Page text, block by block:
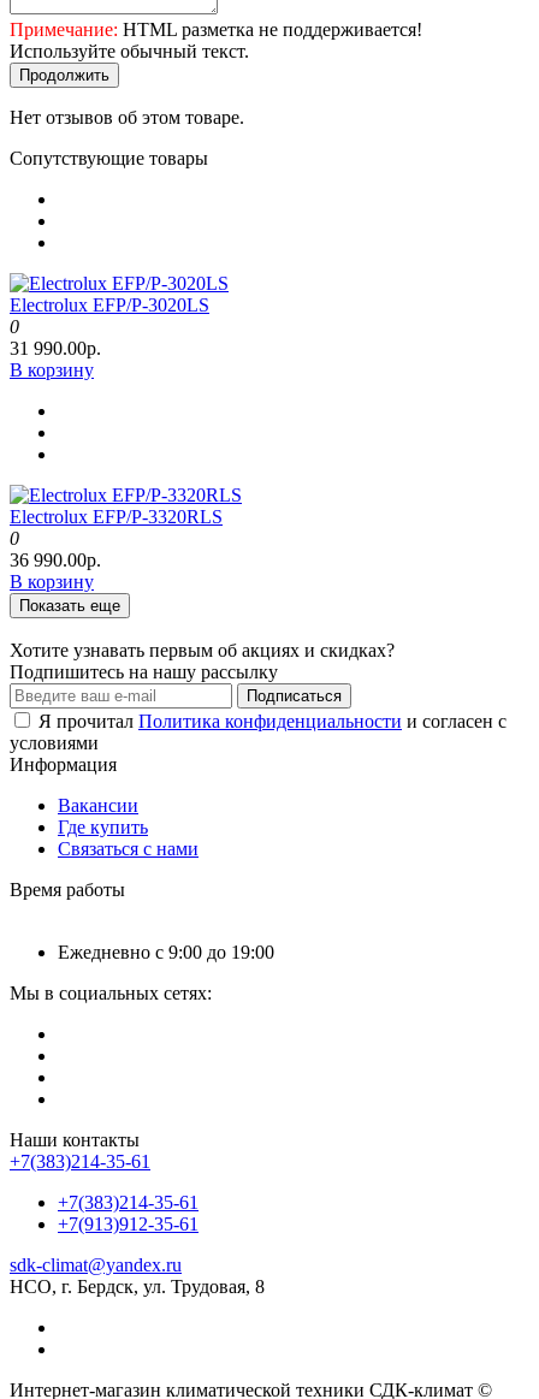
Примечание: HTML разметка не поддерживается!
Используйте обычный текст.
Продолжить
Нет отзывов об этом товаре.
Сопутствующие товары
Electrolux EFP/P-3020LS
0
31 990.00р.
В корзину
Electrolux EFP/P-3320RLS
0
36 990.00р.
В корзину
Показать еще
Хотите узнавать первым об акциях и скидках?
Подпишитесь на нашу рассылку
Подписаться
Я прочитал Политика конфиденциальности и согласен с
условиями
Информация
Вакансии
Где купить
Связаться с нами
Время работы
Ежедневно с 9:00 до 19:00
Мы в социальных сетях:
Наши контакты
+7(383)214-35-61
+7(383)214-35-61
+7(913)912-35-61
sdk-climat@yandex.ru
НСО, г. Бердск, ул. Трудовая, 8
Интернет-магазин климатической техники СДК-климат ©